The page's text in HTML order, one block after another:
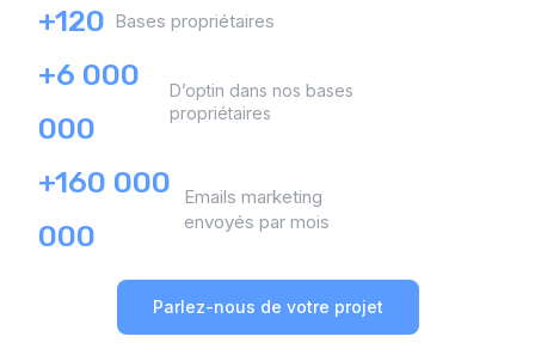
+120 Bases propriétaires
+6 000
000
Dʼoptin dans nos bases
propriétaires
+160 000
000
Emails marketing
envoyés par mois
Parlez-nous de votre projet